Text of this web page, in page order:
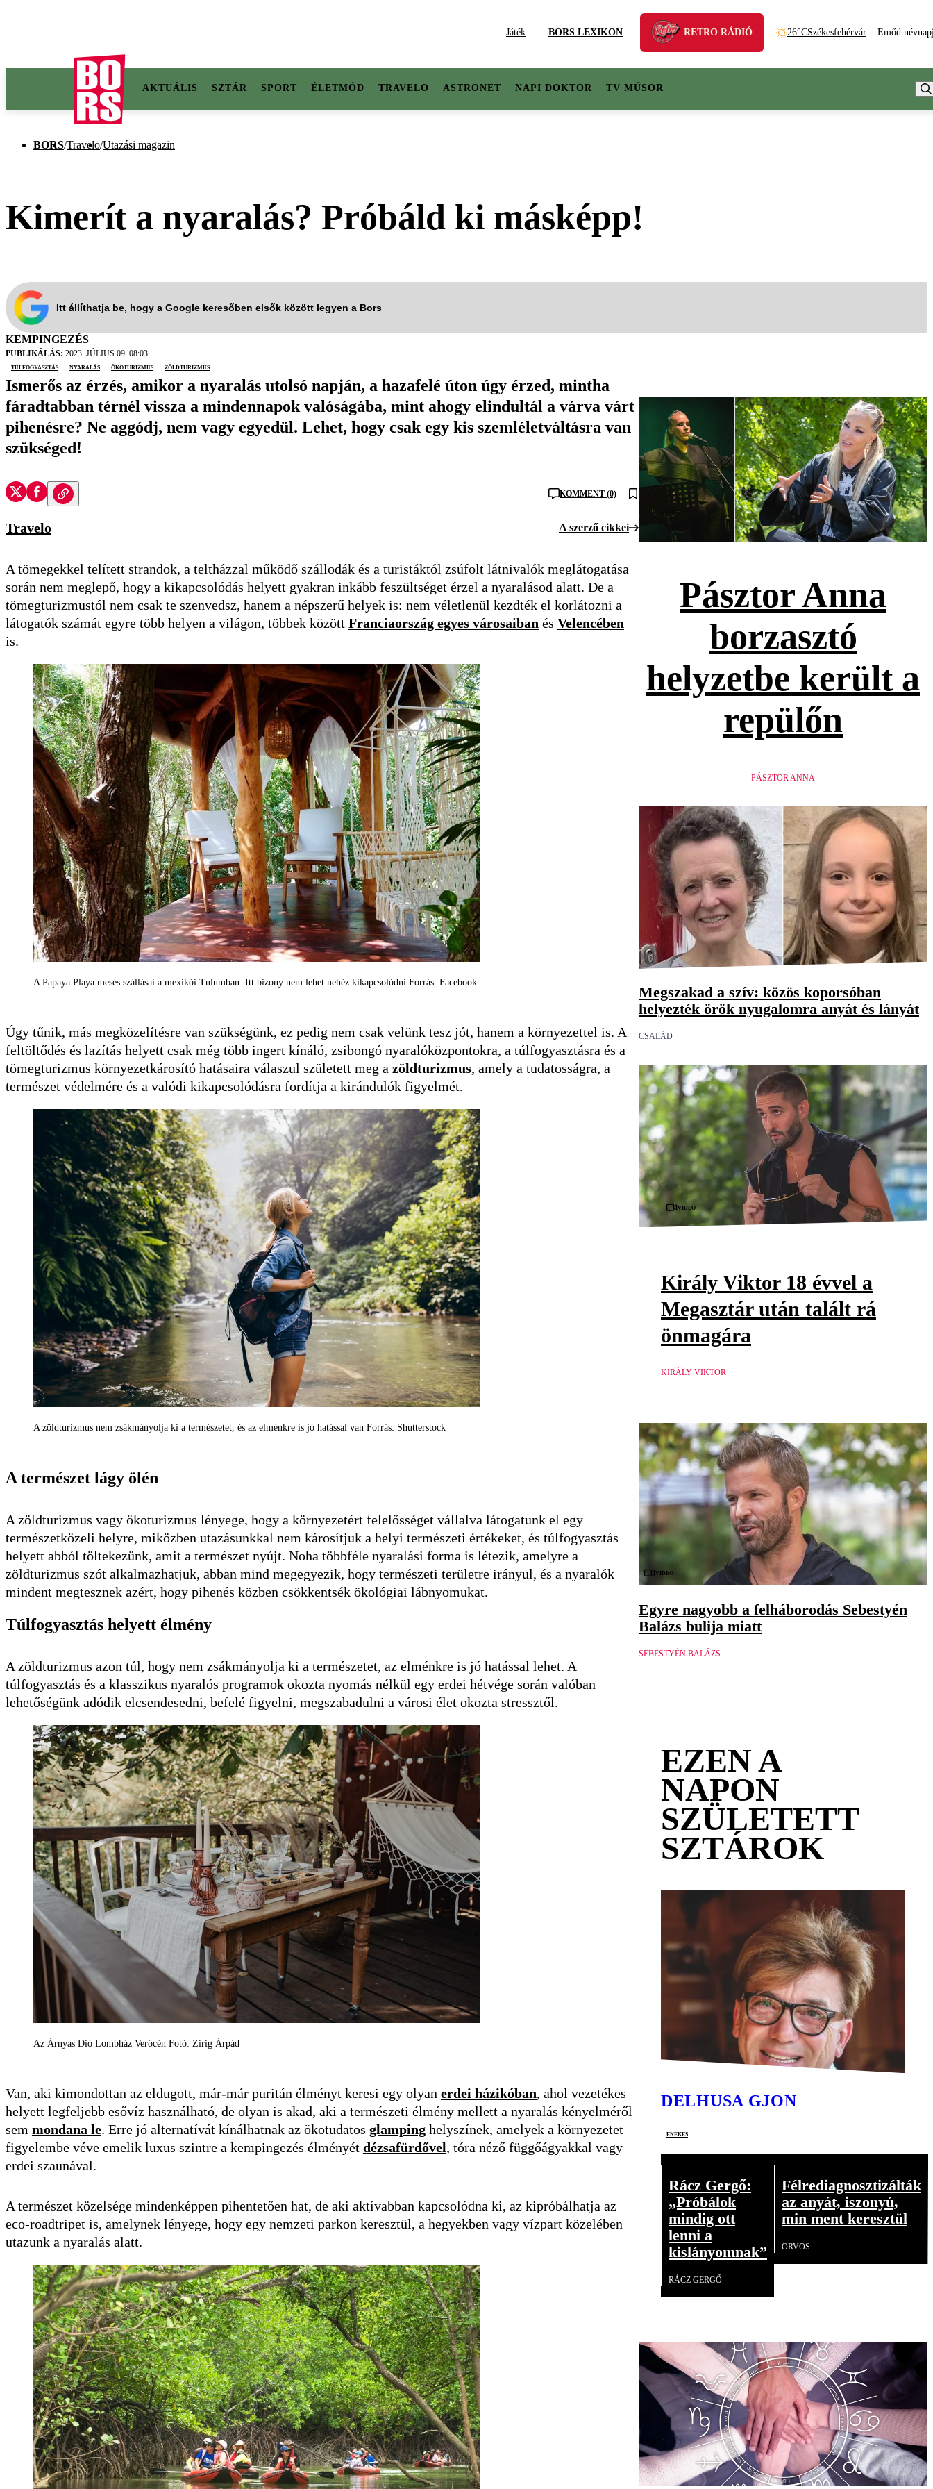
Játék BORS LEXIKON RETRO RÁDIÓ 26°CSzékesfehérvár Emőd
AKTUÁLIS SZTÁR SPORT ÉLETMÓD TRAVELO ASTRONET NAPI DOKTOR TV MŰSOR
BORS/Travelo/Utazási magazin
Kimerít a nyaralás? Próbáld ki másképp!
Itt állíthatja be, hogy a Google keresőben elsők között legyen a Bors
KEMPINGEZÉS
PUBLIKÁLÁS: 2023. JÚLIUS 09. 08:03
túlfogyasztás
nyaralás ökoturizmus zöldturizmus
Ismerős az érzés, amikor a nyaralás utolsó napján, a hazafelé úton úgy érzed, mintha
fáradtabban térnél vissza a mindennapok valóságába, mint ahogy elindultál a várva várt
pihenésre? Ne aggódj, nem vagy egyedül. Lehet, hogy csak egy kis szemléletváltásra van
szükséged!
KOMMENT (0)
Travelo A szerző cikkei
A tömegekkel telített strandok, a teltházzal működő szállodák és a turistáktól zsúfolt látnivalók meglátogatása
során nem meglepő, hogy a kikapcsolódás helyett gyakran inkább feszültséget érzel a nyaralásod alatt. De a
tömegturizmustól nem csak te szenvedsz, hanem a népszerű helyek is: nem véletlenül kezdték el korlátozni a
látogatók számát egyre több helyen a világon, többek között Franciaország egyes városaiban és Velencében
is.
A Papaya Playa mesés szállásai a mexikói Tulumban: Itt bizony nem lehet nehéz kikapcsolódni Forrás: Facebook
Úgy tűnik, más megközelítésre van szükségünk, ez pedig nem csak velünk tesz jót, hanem a környezettel is. A
feltöltődés és lazítás helyett csak még több ingert kínáló, zsibongó nyaralóközpontokra, a túlfogyasztásra és a
tömegturizmus környezetkárosító hatásaira válaszul született meg a zöldturizmus, amely a tudatosságra, a
természet védelmére és a valódi kikapcsolódásra fordítja a kirándulók figyelmét.
A zöldturizmus nem zsákmányolja ki a természetet, és az elménkre is jó hatással van Forrás: Shutterstock
A természet lágy ölén
A zöldturizmus vagy ökoturizmus lényege, hogy a környezetért felelősséget vállalva látogatunk el egy
természetközeli helyre, miközben utazásunkkal nem károsítjuk a helyi természeti értékeket, és túlfogyasztás
helyett abból töltekezünk, amit a természet nyújt. Noha többféle nyaralási forma is létezik, amelyre a
zöldturizmus szót alkalmazhatjuk, abban mind megegyezik, hogy természeti területre irányul, és a nyaralók
mindent megtesznek azért, hogy pihenés közben csökkentsék ökológiai lábnyomukat.
Túlfogyasztás helyett élmény
A zöldturizmus azon túl, hogy nem zsákmányolja ki a természetet, az elménkre is jó hatással lehet. A
túlfogyasztás és a klasszikus nyaralós programok okozta nyomás nélkül egy erdei hétvége során valóban
lehetőségünk adódik elcsendesedni, befelé figyelni, megszabadulni a városi élet okozta stressztől.
Az Árnyas Dió Lombház Verőcén Fotó: Zirig Árpád
Van, aki kimondottan az eldugott, már-már puritán élményt keresi egy olyan erdei házikóban, ahol vezetékes
helyett legfeljebb esővíz használható, de olyan is akad, aki a természeti élmény mellett a nyaralás kényelméről
sem mondana le. Erre jó alternatívát kínálhatnak az ökotudatos glamping helyszínek, amelyek a környezetet
figyelembe véve emelik luxus szintre a kempingezés élményét dézsafürdővel, tóra néző függőágyakkal vagy
erdei szaunával.
A természet közelsége mindenképpen pihentetően hat, de aki aktívabban kapcsolódna ki, az kipróbálhatja az
eco-roadtripet is, amelynek lényege, hogy egy nemzeti parkon keresztül, a hegyekben vagy vízpart közelében
utazunk a nyaralás alatt.
Pásztor Anna
borzasztó
helyzetbe került a
repülőn
PÁSZTOR ANNA
Megszakad a szív: közös koporsóban
helyezték örök nyugalomra anyát és lányát
CSALÁD
Videó
Király Viktor 18 évvel a
Megasztár után talált rá
önmagára
KIRÁLY VIKTOR
Videó
Egyre nagyobb a felháborodás Sebestyén
Balázs bulija miatt
SEBESTYÉN BALÁZS
EZEN A
NAPON
SZÜLETETT
SZTÁROK
DELHUSA GJON
énekes
Rácz Gergő:
„Próbálok
mindig ott
lenni a
kislányomnak”
RÁCZ GERGŐ
Félrediagnosztizálták
az anyát, iszonyú,
min ment keresztül
ORVOS